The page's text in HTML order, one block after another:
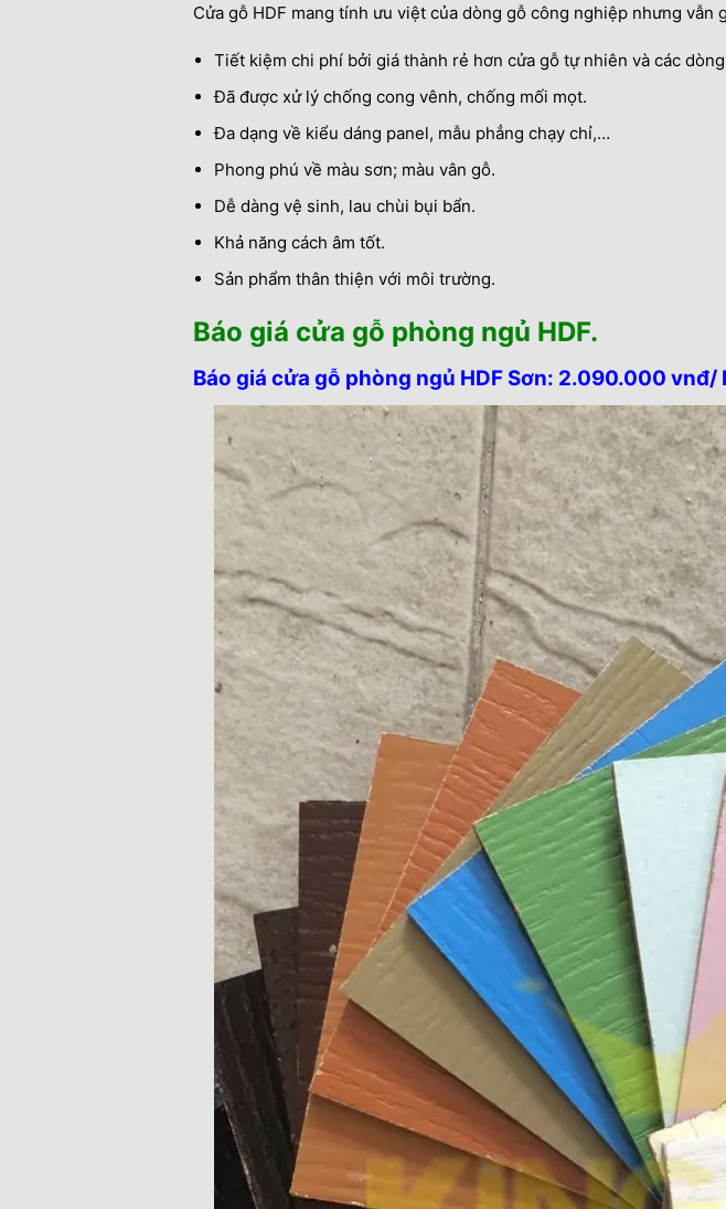
Cửa gỗ HDF mang tính ưu việt của dòng gỗ công nghiệp nhưng
Tiết kiệm chi phí bởi giá thành rẻ hơn cửa gỗ tự nhiên và các
Đã được xử lý chống cong vênh, chống mối mọt.
Đa dạng về kiểu dáng panel, mẫu phẳng chạy chỉ,…
Phong phú về màu sơn; màu vân gỗ.
Dễ dàng vệ sinh, lau chùi bụi bẩn.
Khả năng cách âm tốt.
Sản phẩm thân thiện với môi trường.
Báo giá cửa gỗ phòng ngủ HDF.
Báo giá cửa gỗ phòng ngủ HDF Sơn: 2.090.000 vnđ/